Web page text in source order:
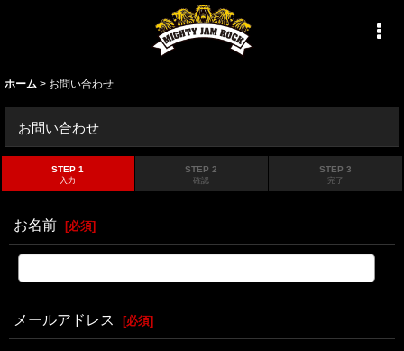
ホーム > お問い合わせ
お問い合わせ
STEP 1
入力
STEP 2
確認
STEP 3
完了
お名前 [必須]
メールアドレス [必須]